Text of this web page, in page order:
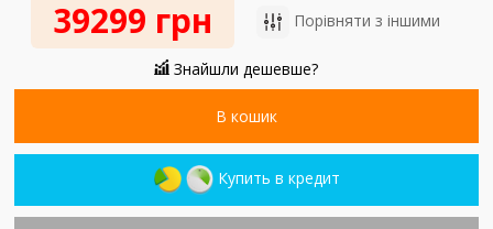
39299 грн Порівняти з іншими
Знайшли дешевше?
В кошик
Купить в кредит